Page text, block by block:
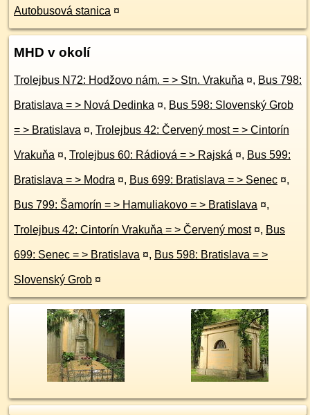
Autobusová stanica ¤
MHD v okolí
Trolejbus N72: Hodžovo nám. = > Stn. Vrakuňa ¤, Bus 798:
Bratislava = > Nová Dedinka ¤, Bus 598: Slovenský Grob
= > Bratislava ¤, Trolejbus 42: Červený most = > Cintorín
Vrakuňa ¤, Trolejbus 60: Rádiová = > Rajská ¤, Bus 599:
Bratislava = > Modra ¤, Bus 699: Bratislava = > Senec ¤,
Bus 799: Šamorín = > Hamuliakovo = > Bratislava ¤,
Trolejbus 42: Cintorín Vrakuňa = > Červený most ¤, Bus
699: Senec = > Bratislava ¤, Bus 598: Bratislava = >
Slovenský Grob ¤